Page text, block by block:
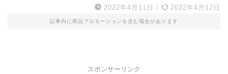
2022年4月11日 / 2022年4月12日
記事内に商品プロモーションを含む場合があります
スポンサーリンク